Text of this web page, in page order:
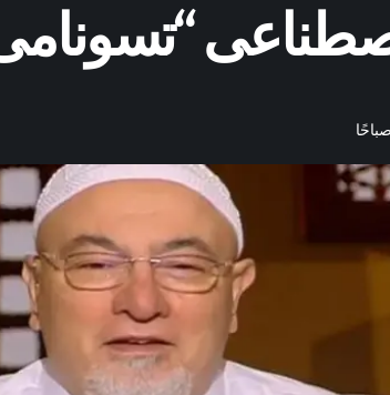
رامي جمال يحتفي بانتقال3 ساعات ago
زد يبدأ مشواره الإفريقي أمام أساس جيبوتي 3 ساعات ago
"إذا فزت ستكون أول سيناتور مسلم بتاريخ أمريكا".. شاهد رد عبدالرحمن السيد على مذيعة CNN 4 ساعات ago
زبدة وعويس وفص.. نصائح مهمة لمحبي المانجو4 ساعات ago
في أسبوع واحد.. 9600 4 ساعات ago
هل يجوز توزيع حلوى المولد4 ساعات ago
موعد قرعة كأس الكونفدرالية الأفريقية 2026-2027..
أهلي جدة يعلن التعاقد مع مارينو بوسيتش حتى 2028 خلفًا 5 ساعات ago
نجلا الزعيم الباكستاني المسجون عمران خان يتحدثان لـCNN عن والدهما وما يخشيانه 5 ساعات ago